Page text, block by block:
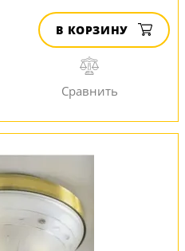
В КОРЗИНУ